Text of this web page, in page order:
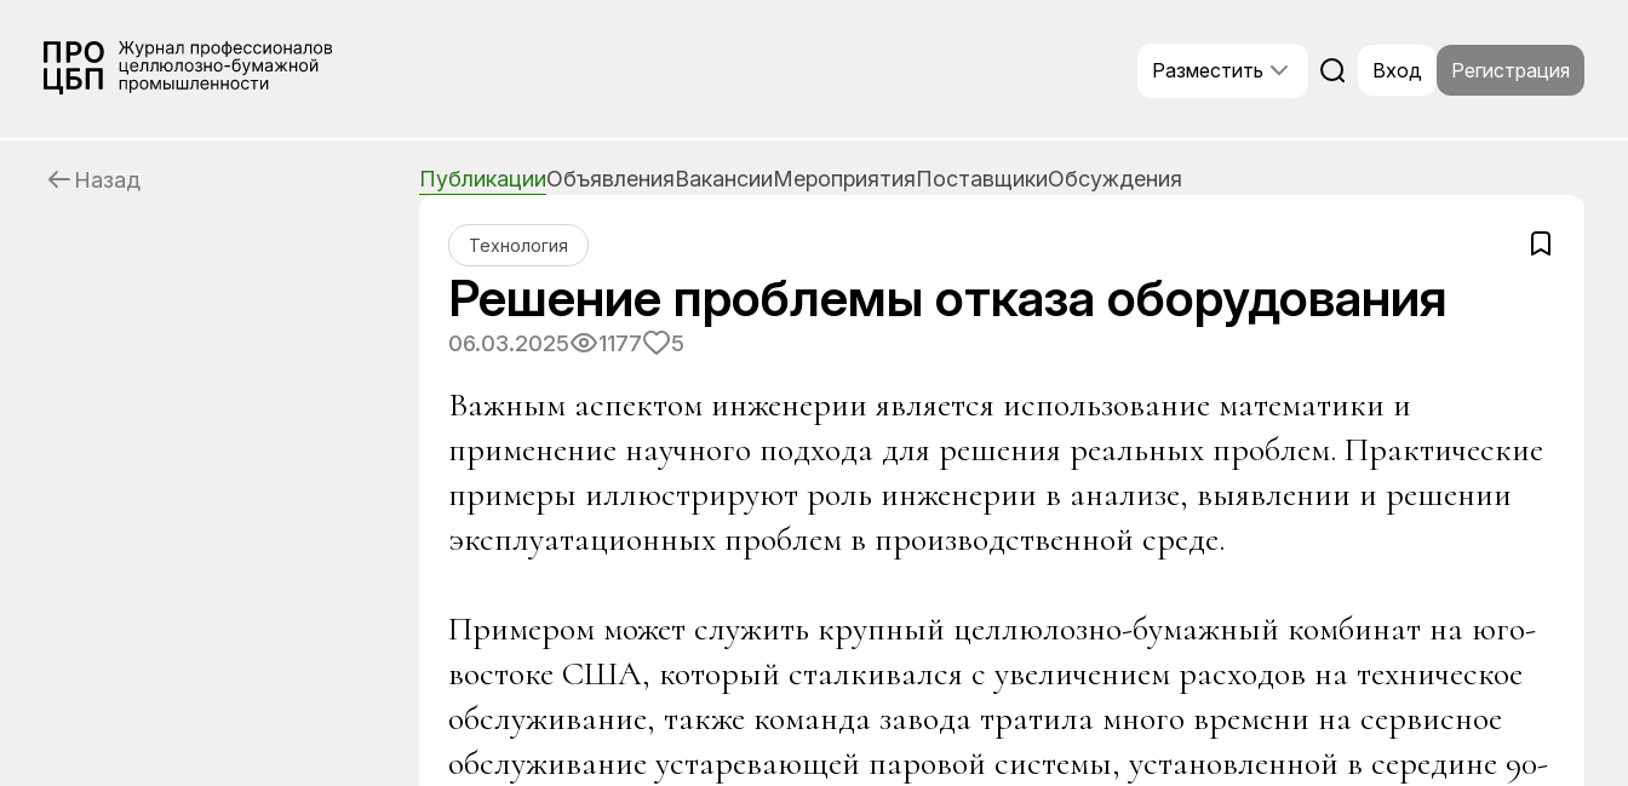
Разместить Вход Регистрация
Назад ПубликацииОбъявленияВакансииМероприятияПоставщикиОбсуждения
Технология
Решение проблемы отказа оборудования
06.03.2025 1177 5
Важным аспектом инженерии является использование математики и
применение научного подхода для решения реальных проблем. Практические
примеры иллюстрируют роль инженерии в анализе, выявлении и решении
эксплуатационных проблем в производственной среде.
Примером может служить крупный целлюлозно-бумажный комбинат на юго-
востоке США, который сталкивался с увеличением расходов на техническое
обслуживание, также команда завода тратила много времени на сервисное
обслуживание устаревающей паровой системы, установленной в середине 90-